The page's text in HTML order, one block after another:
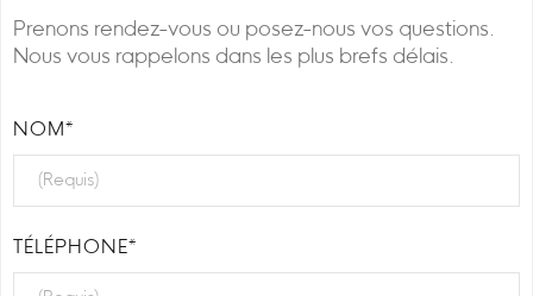
Prenons rendez-vous ou posez-nous vos questions.
Nous vous rappelons dans les plus brefs délais.
NOM*
TÉLÉPHONE*